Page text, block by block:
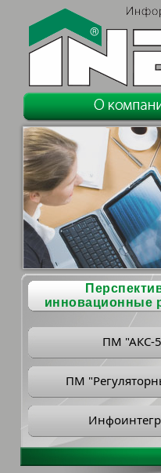
инновационные
ПМ "АКС-
ПМ